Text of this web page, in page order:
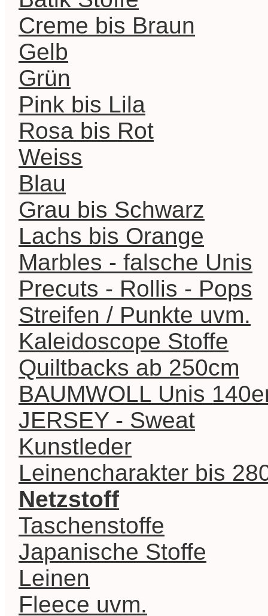
Creme bis Braun
Gelb
Grün
Pink bis Lila
Rosa bis Rot
Weiss
Blau
Grau bis Schwarz
Lachs bis Orange
Marbles - falsche Unis
Precuts - Rollis - Pops
Streifen / Punkte uvm.
Kaleidoscope Stoffe
Quiltbacks ab 250cm
BAUMWOLL Unis
JERSEY - Sweat
Kunstleder
Leinencharakter bis
Netzstoff
Taschenstoffe
Japanische Stoffe
Leinen
Fleece uvm.